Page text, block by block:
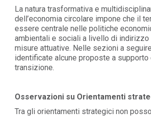
La natura trasformativa e
dell’economia circolare impone che il
essere centrale nelle politiche
ambientali e sociali a livello di
misure attuative. Nelle sezioni a
identificate alcune proposte a supporto
transizione.
Osservazioni su Orientamenti
Tra gli orientamenti strategici non